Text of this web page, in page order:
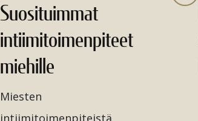
Suosituimmat
intiimitoimenpiteet
miehille
Miesten
intiimitoimenpiteistä